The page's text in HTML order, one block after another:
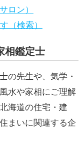
ロン）
（検索）
相鑑定士
の先生や、気学・
水や家相にご理解
海道の住宅・建
まいに関連する企